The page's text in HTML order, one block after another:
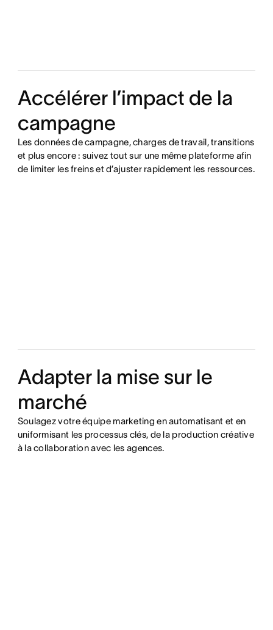
Accélérer l’impact de la
campagne
Les données de campagne, charges de travail, transitions
et plus encore : suivez tout sur une même plateforme afin
de limiter les freins et d’ajuster rapidement les ressources.
Adapter la mise sur le
marché
Soulagez votre équipe marketing en automatisant et en
uniformisant les processus clés, de la production créative
à la collaboration avec les agences.